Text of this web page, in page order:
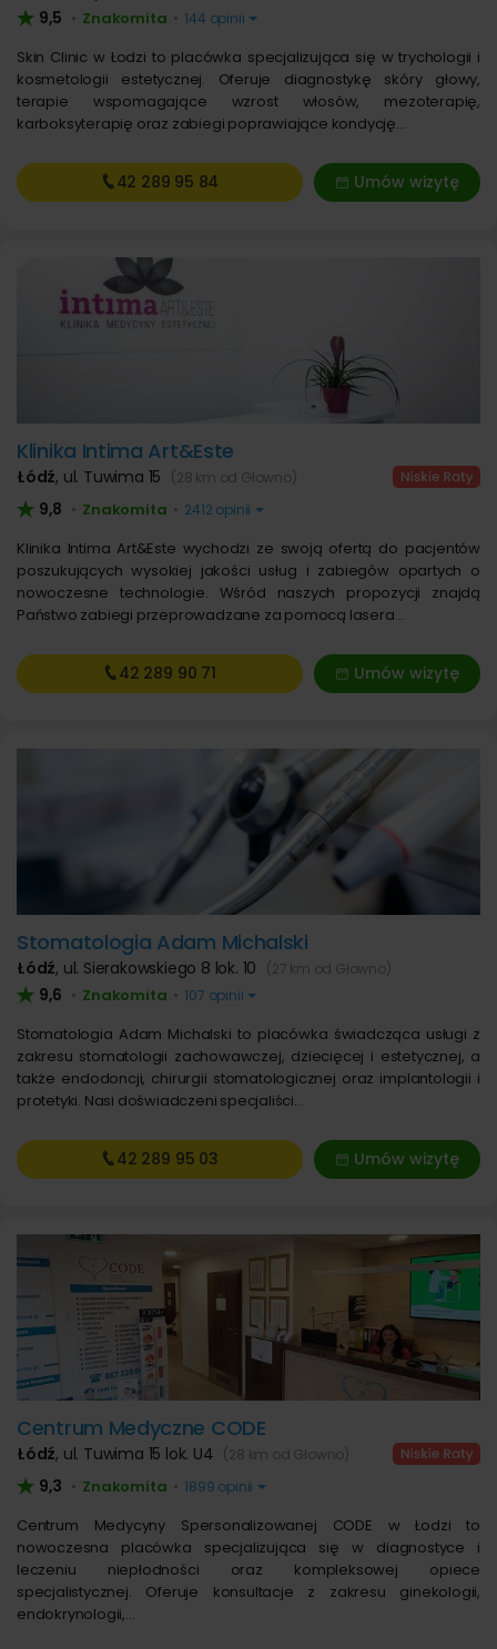
9,5 • Znakomita • 144 opinii
Skin Clinic w Łodzi to placówka specjalizująca się w trychologii i
kosmetologii estetycznej. Oferuje diagnostykę skóry głowy,
terapie wspomagające wzrost włosów, mezoterapię,
karboksyterapię oraz zabiegi poprawiające kondycję…
Umów wizytę
42 289 95 84
Klinika Intima Art&Este
Łódź, ul. Tuwima 15 (28 km od Głowno)
9,8 • Znakomita • 2412 opinii
Klinika Intima Art&Este wychodzi ze swoją ofertą do pacjentów
poszukujących wysokiej jakości usług i zabiegów opartych o
nowoczesne technologie. Wśród naszych propozycji znajdą
Państwo zabiegi przeprowadzane za pomocą lasera…
Umów wizytę
42 289 90 71
Stomatologia Adam Michalski
Łódź, ul. Sierakowskiego 8 lok. 10 (27 km od Głowno)
9,6 • Znakomita • 107 opinii
Stomatologia Adam Michalski to placówka świadcząca usługi z
zakresu stomatologii zachowawczej, dziecięcej i estetycznej, a
także endodoncji, chirurgii stomatologicznej oraz implantologii i
protetyki. Nasi doświadczeni specjaliści…
Umów wizytę
42 289 95 03
Centrum Medyczne CODE
Łódź, ul. Tuwima 15 lok. U4 (28 km od Głowno)
9,3 • Znakomita • 1899 opinii
Centrum Medycyny Spersonalizowanej CODE w Łodzi to
nowoczesna placówka specjalizująca się w diagnostyce i
leczeniu niepłodności oraz kompleksowej opiece
specjalistycznej. Oferuje konsultacje z zakresu ginekologii,
endokrynologii,…